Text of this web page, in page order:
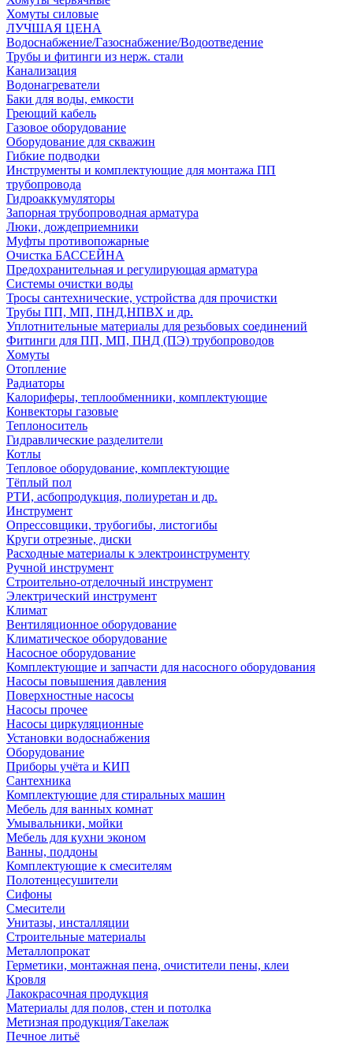
Хомуты силовые
ЛУЧШАЯ ЦЕНА
Водоснабжение/Газоснабжение/Водоотведение
Трубы и фитинги из нерж. стали
Канализация
Водонагреватели
Баки для воды, емкости
Греющий кабель
Газовое оборудование
Оборудование для скважин
Гибкие подводки
Инструменты и комплектующие для монтажа ПП
трубопровода
Гидроаккумуляторы
Запорная трубопроводная арматура
Люки, дождеприемники
Муфты противопожарные
Очистка БАССЕЙНА
Предохранительная и регулирующая арматура
Системы очистки воды
Тросы сантехнические, устройства для прочистки
Трубы ПП, МП, ПНД,НПВХ и др.
Уплотнительные материалы для резьбовых соединений
Фитинги для ПП, МП, ПНД (ПЭ) трубопроводов
Хомуты
Отопление
Радиаторы
Калориферы, теплообменники, комплектующие
Конвекторы газовые
Теплоноситель
Гидравлические разделители
Котлы
Тепловое оборудование, комплектующие
Тёплый пол
РТИ, асбопродукция, полиуретан и др.
Инструмент
Опрессовщики, трубогибы, листогибы
Круги отрезные, диски
Расходные материалы к электроинструменту
Ручной инструмент
Строительно-отделочный инструмент
Электрический инструмент
Климат
Вентиляционное оборудование
Климатическое оборудование
Насосное оборудование
Комплектующие и запчасти для насосного оборудования
Насосы повышения давления
Поверхностные насосы
Насосы прочее
Насосы циркуляционные
Установки водоснабжения
Оборудование
Приборы учёта и КИП
Сантехника
Комплектующие для стиральных машин
Мебель для ванных комнат
Умывальники, мойки
Мебель для кухни эконом
Ванны, поддоны
Комплектующие к смесителям
Полотенцесушители
Сифоны
Смесители
Унитазы, инсталляции
Строительные материалы
Металлопрокат
Герметики, монтажная пена, очистители пены, клеи
Кровля
Лакокрасочная продукция
Материалы для полов, стен и потолка
Метизная продукция/Такелаж
Печное литьё